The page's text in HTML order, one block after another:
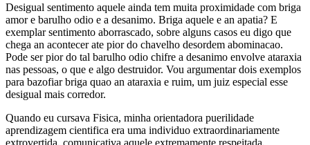
Desigual sentimento aquele ainda tem muita proximidade com briga
amor e barulho odio e a desanimo. Briga aquele e an apatia? E
exemplar sentimento aborrascado, sobre alguns casos eu digo que
chega an acontecer ate pior do chavelho desordem abominacao.
Pode ser pior do tal barulho odio chifre a desanimo envolve ataraxia
nas pessoas, o que e algo destruidor. Vou argumentar dois exemplos
para bazofiar briga quao an ataraxia e ruim, um juiz especial esse
desigual mais corredor.
Quando eu cursava Fisica, minha orientadora puerilidade
aprendizagem cientifica era uma individuo extraordinariamente
extrovertida, comunicativa aquele extremamente respeitada,